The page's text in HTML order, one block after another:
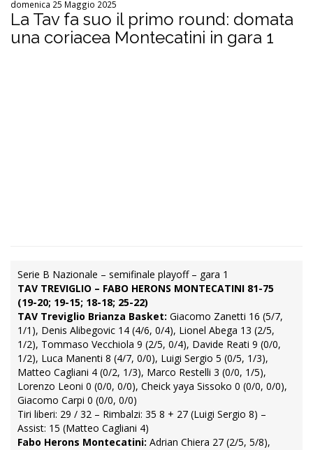
domenica 25 Maggio 2025
La Tav fa suo il primo round: domata
una coriacea Montecatini in gara 1
Serie B Nazionale – semifinale playoff – gara 1
TAV TREVIGLIO – FABO HERONS MONTECATINI 81-75
(19-20; 19-15; 18-18; 25-22)
TAV Treviglio Brianza Basket: Giacomo Zanetti 16 (5/7,
1/1), Denis Alibegovic 14 (4/6, 0/4), Lionel Abega 13 (2/5,
1/2), Tommaso Vecchiola 9 (2/5, 0/4), Davide Reati 9 (0/0,
1/2), Luca Manenti 8 (4/7, 0/0), Luigi Sergio 5 (0/5, 1/3),
Matteo Cagliani 4 (0/2, 1/3), Marco Restelli 3 (0/0, 1/5),
Lorenzo Leoni 0 (0/0, 0/0), Cheick yaya Sissoko 0 (0/0, 0/0),
Giacomo Carpi 0 (0/0, 0/0)
Tiri liberi: 29 / 32 – Rimbalzi: 35 8 + 27 (Luigi Sergio 8) –
Assist: 15 (Matteo Cagliani 4)
Fabo Herons Montecatini: Adrian Chiera 27 (2/5, 5/8),